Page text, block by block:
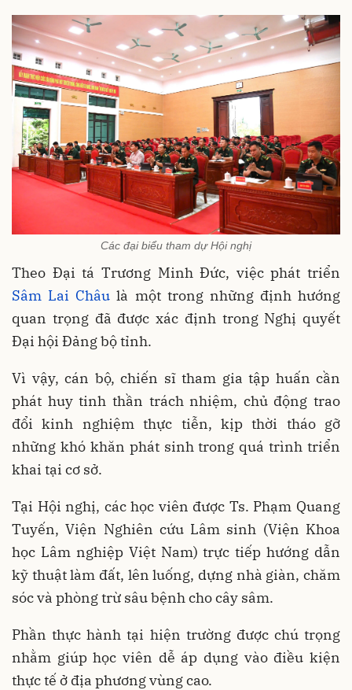
Các đại biểu tham dự Hội nghị
Theo Đại tá Trương Minh Đức, việc phát triển
Sâm Lai Châu là một trong những định hướng
quan trọng đã được xác định trong Nghị quyết
Đại hội Đảng bộ tỉnh.
Vì vậy, cán bộ, chiến sĩ tham gia tập huấn cần
phát huy tinh thần trách nhiệm, chủ động trao
đổi kinh nghiệm thực tiễn, kịp thời tháo gỡ
những khó khăn phát sinh trong quá trình triển
khai tại cơ sở.
Tại Hội nghị, các học viên được Ts. Phạm Quang
Tuyến, Viện Nghiên cứu Lâm sinh (Viện Khoa
học Lâm nghiệp Việt Nam) trực tiếp hướng dẫn
kỹ thuật làm đất, lên luống, dựng nhà giàn, chăm
sóc và phòng trừ sâu bệnh cho cây sâm.
Phần thực hành tại hiện trường được chú trọng
nhằm giúp học viên dễ áp dụng vào điều kiện
thực tế ở địa phương vùng cao.